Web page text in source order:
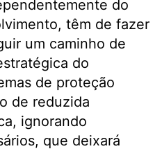
do
têm de fazer
um caminho de
do
de proteção
de reduzida
ignorando
que deixará